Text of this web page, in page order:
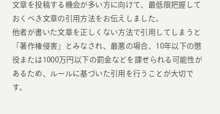
文章を投稿する機会が多い方に向けて、最低限把握して
おくべき文章の引用方法をお伝えしました。
他者が書いた文章を正しくない方法で引用してしまうと
「著作権侵害」とみなされ、最悪の場合、10年以下の懲
役または1000万円以下の罰金などを課せられる可能性が
あるため、ルールに基づいた引用を行うことが大切で
す。